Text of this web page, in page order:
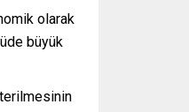
olarak
büyük